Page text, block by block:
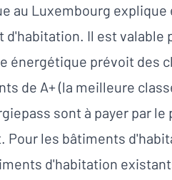
au Luxembourg explique
Il est valable
énergétique prévoit des
de A+ (la meilleure
sont à payer par
Pour les bâtiments
d'habitation